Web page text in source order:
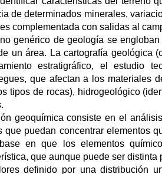
de determinados minerales,
complementada con salidas al
genérico de geología se
un área. La cartografía geológica
estratigráfico, el estudio
que afectan a los materiales
tipos de rocas), hidrogeológico
geoquímica consiste en el
que puedan concentrar elementos
en que los elementos
que aunque puede ser
definido por una distribución